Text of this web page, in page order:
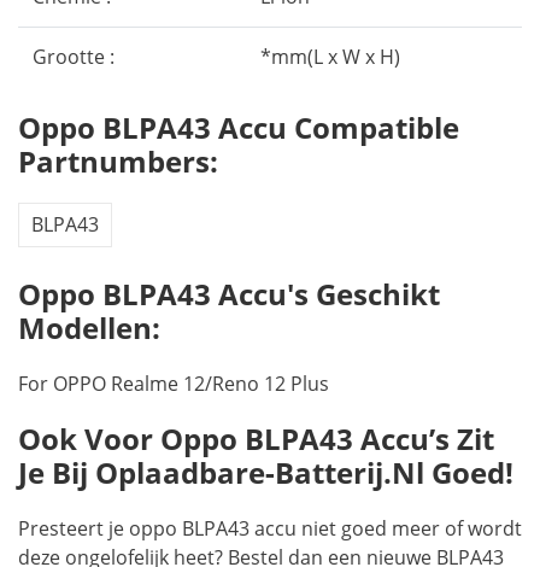
Grootte : *mm(L x W x H)
Oppo BLPA43 Accu Compatible
Partnumbers:
BLPA43
Oppo BLPA43 Accu's Geschikt
Modellen:
For OPPO Realme 12/Reno 12 Plus
Ook Voor Oppo BLPA43 Accu’s Zit
Je Bij Oplaadbare-Batterij.nl Goed!
Presteert je oppo BLPA43 accu niet goed meer of wordt
deze ongelofelijk heet? Bestel dan een nieuwe BLPA43